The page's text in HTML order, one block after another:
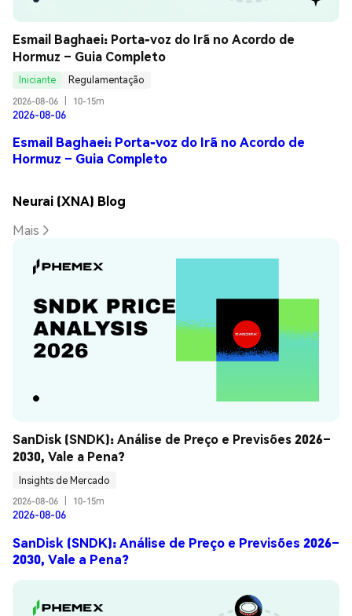
Esmail Baghaei: Porta-voz do Irã no Acordo de
Hormuz – Guia Completo
Iniciante
Regulamentação
2026-08-06
10-15m
2026-08-06
Esmail Baghaei: Porta-voz do Irã no Acordo de
Hormuz – Guia Completo
Neurai (XNA) Blog
Mais
SanDisk (SNDK): Análise de Preço e Previsões 2026–
2030, Vale a Pena?
Insights de Mercado
2026-08-06
10-15m
2026-08-06
SanDisk (SNDK): Análise de Preço e Previsões 2026–
2030, Vale a Pena?